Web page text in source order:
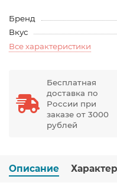
Бренд
Вкус
Все характеристики
Бесплатная
доставка по
России при
заказе от 3000
рублей
Описание